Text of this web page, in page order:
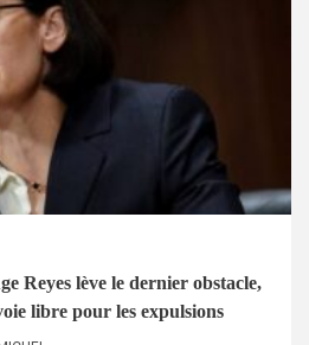
Reyes lève le dernier obstacle,
libre pour les expulsions